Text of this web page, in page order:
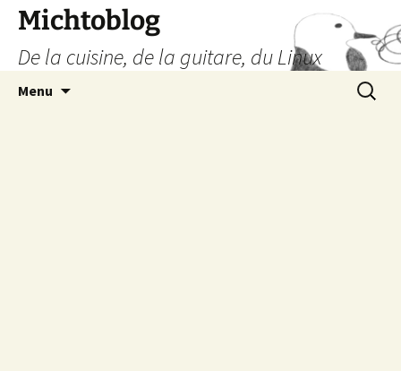
Aller
contenu
Michtoblog
De la cuisine, de la guitare, du Linux
Menu